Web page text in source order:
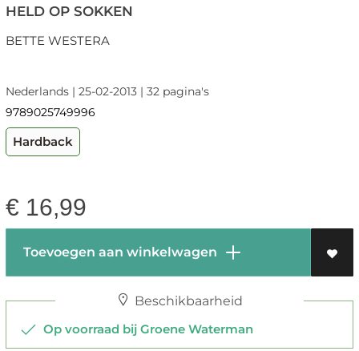
HELD OP SOKKEN
BETTE WESTERA
Nederlands | 25-02-2013 | 32 pagina's
9789025749996
Hardback
€ 16,99
Toevoegen aan winkelwagen
Beschikbaarheid
Op voorraad bij Groene Waterman